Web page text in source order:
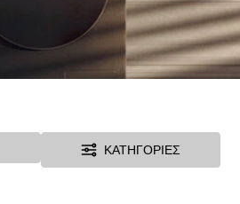
ΚΑΤΗΓΟΡΊΕΣ